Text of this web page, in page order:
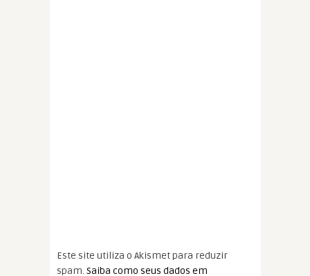
Este site utiliza o Akismet para reduzir
spam. Saiba como seus dados em